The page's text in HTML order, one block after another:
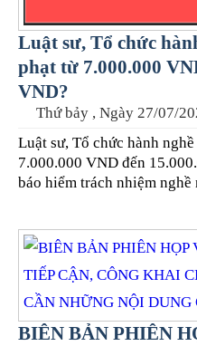
Luật sư, Tổ chức
phạt từ 7.000.000
VND?
Thứ bảy , Ngày 27/07/
Luật sư, Tổ chức hành
7.000.000 VND đến
báo hiểm trách nhiệm
BIÊN BẢN PHIÊN